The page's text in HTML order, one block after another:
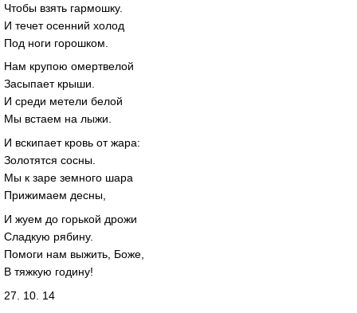
Чтобы взять гармошку.
И течет осенний холод
Под ноги горошком.
Нам крупою омертвелой
Засыпает крыши.
И среди метели белой
Мы встаем на лыжи.
И вскипает кровь от жара:
Золотятся сосны.
Мы к заре земного шара
Прижимаем десны,
И жуем до горькой дрожи
Сладкую рябину.
Помоги нам выжить, Боже,
В тяжкую годину!
27. 10. 14